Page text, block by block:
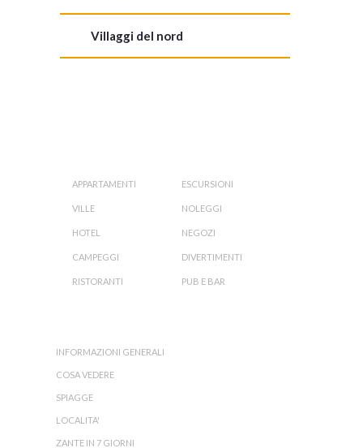
Villaggi del nord
APPARTAMENTI ESCURSIONI
VILLE NOLEGGI
HOTEL NEGOZI
CAMPEGGI DIVERTIMENTI
RISTORANTI PUB E BAR
INFORMAZIONI GENERALI
COSA VEDERE
SPIAGGE
LOCALITA'
ZANTE IN 7 GIORNI